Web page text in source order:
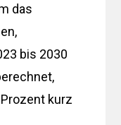
das
bis 2030
kurz